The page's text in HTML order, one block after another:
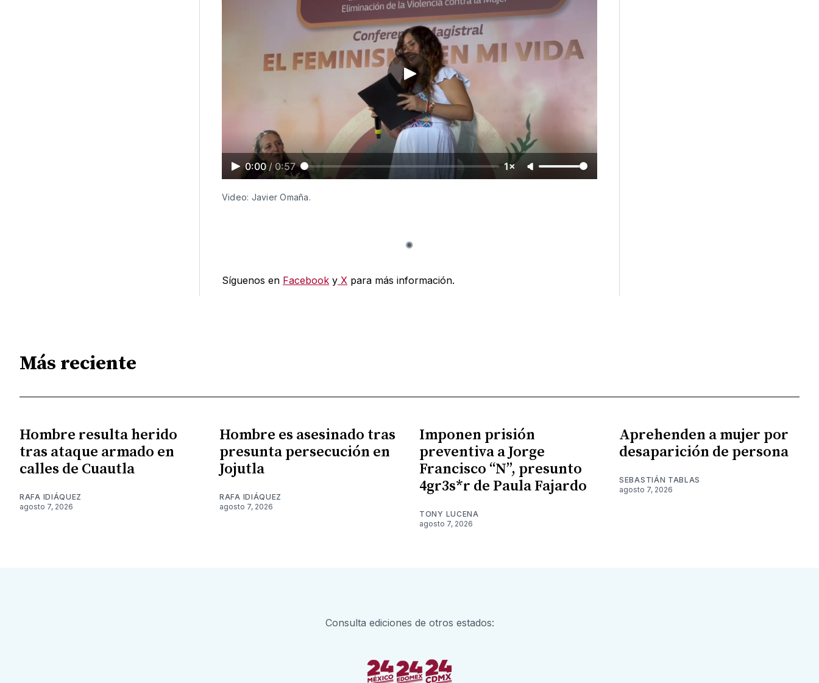
0:00 / 0:57 1×
Video: Javier Omaña.
Síguenos en FacebookyXpara más información.
Más reciente
Hombre resulta herido
tras ataque armado en
calles de Cuautla
RAFA IDIÁQUEZ
agosto 7, 2026
Hombre es asesinado tras
presunta persecución en
Jojutla
RAFA IDIÁQUEZ
agosto 7, 2026
Imponen prisión
preventiva a Jorge
Francisco “N”, presunto
4gr3s*r de Paula Fajardo
TONY LUCENA
agosto 7, 2026
Aprehenden a mujer por
desaparición de persona
SEBASTIÁN TABLAS
agosto 7, 2026
Consulta ediciones de otros estados: